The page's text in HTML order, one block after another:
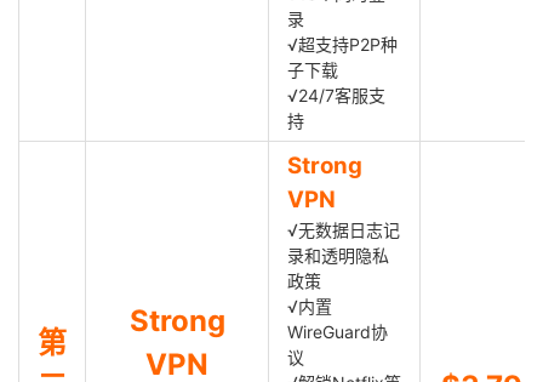
录
√超支持P2P种
子下载
√24/7客服支
持
第
Strong
VPN
Strong
VPN
√无数据日志记
录和透明隐私
政策
√内置
WireGuard协
议